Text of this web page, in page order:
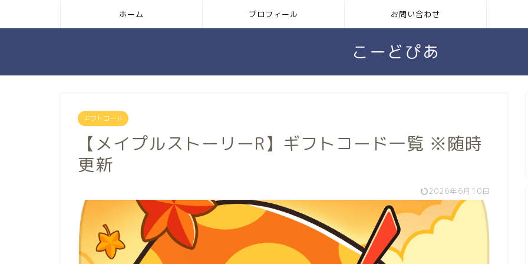
ホーム プロフィール お問い合わせ
こーどぴあ
ギフトコード
【メイプルストーリーR】ギフトコード一覧 ※随時
更新
2026年6月10日